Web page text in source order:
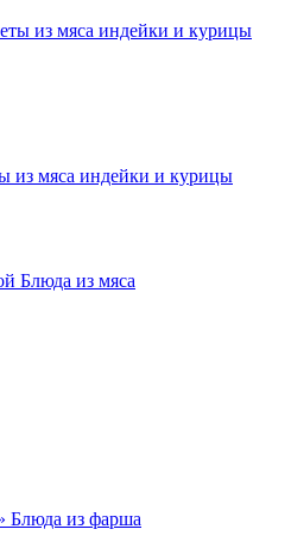
из мяса индейки и курицы
Блюда из мяса
Блюда из фарша